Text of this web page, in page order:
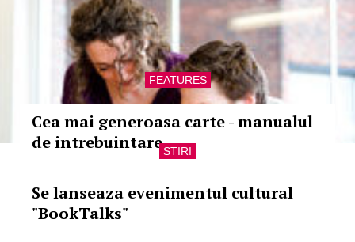
FEATURES
Cea mai generoasa carte - manualul
de intrebuintareSTIRI
Se lanseaza evenimentul cultural
"BookTalks"